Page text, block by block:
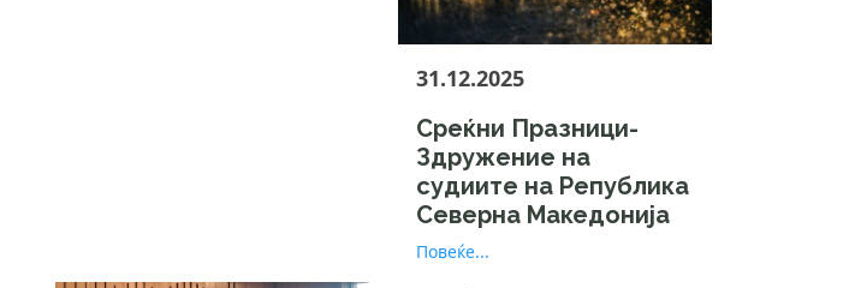
31.12.2025
Среќни Празници-
Здружение на
судиите на Република
Северна Македонија
Повеќе...